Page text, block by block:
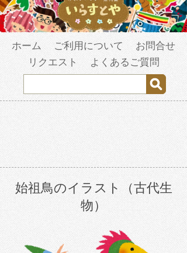
ホーム ご利用について
お問合せ
リクエスト
よくあるご質問
始祖鳥のイラスト（古代生
物）